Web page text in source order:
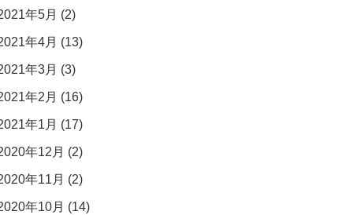
年5月 (2)
年4月 (13)
年3月 (3)
年2月 (16)
年1月 (17)
年12月 (2)
年11月 (2)
年10月 (14)